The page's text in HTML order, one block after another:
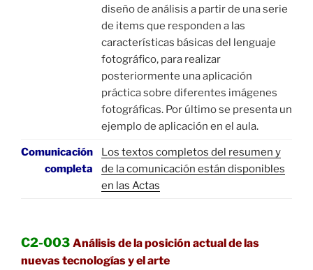
diseño de análisis a partir de una serie
de items que responden a las
características básicas del lenguaje
fotográfico, para realizar
posteriormente una aplicación
práctica sobre diferentes imágenes
fotográficas. Por último se presenta un
ejemplo de aplicación en el aula.
Comunicación
completa
Los textos completos del resumen y
de la comunicación están disponibles
en las Actas
C2-003 Análisis de la posición actual de las
nuevas tecnologías y el arte